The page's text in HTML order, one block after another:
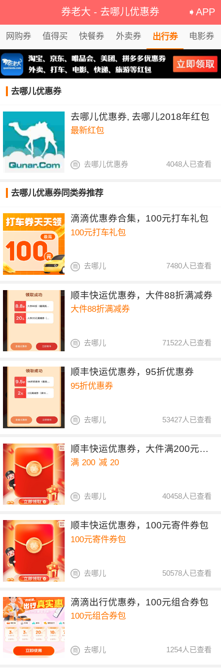
券老大 - 去哪儿优惠券 ➧APP
网购券 值得买 快餐券 外卖券 出行券 电影券
去哪儿优惠券
去哪儿优惠券, 去哪儿2018年红包
最新红包
4048人已查看
去哪儿优惠券
去哪儿优惠券同类券推荐
滴滴优惠券合集，100元打车礼包
100元打车礼包
7480人已查看
去哪儿
顺丰快运优惠券，大件88折满减券
大件88折满减券
71522人已查看
去哪儿
顺丰快运优惠券，95折优惠券
95折优惠券
53427人已查看
去哪儿
顺丰快运优惠券，大件满200元减20元
满 200 减 20
40458人已查看
去哪儿
顺丰快运优惠券，100元寄件券包
100元寄件券包
50578人已查看
去哪儿
滴滴出行优惠券，100元组合券包
100元组合券包
1254人已查看
去哪儿